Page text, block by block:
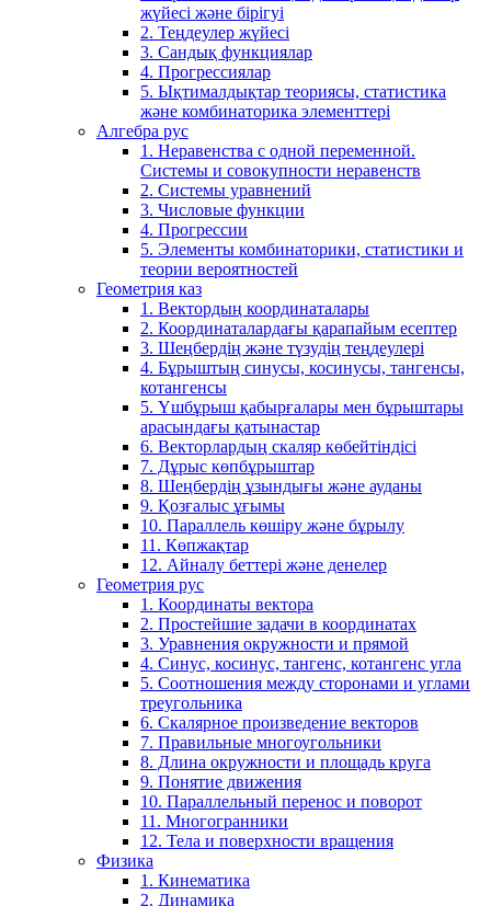
жүйесі және бірігуі
2. Теңдеулер жүйесі
3. Сандық функциялар
4. Прогрессиялар
5. Ықтималдықтар теориясы, статистика
және комбинаторика элементтері
Алгебра рус
1. Неравенства с одной переменной.
Системы и совокупности неравенств
2. Системы уравнений
3. Числовые функции
4. Прогрессии
5. Элементы комбинаторики, статистики и
теории вероятностей
Геометрия каз
1. Вектордың координаталары
2. Координаталардағы қарапайым есептер
3. Шеңбердің және түзудің теңдеулері
4. Бұрыштың синусы, косинусы, тангенсы,
котангенсы
5. Үшбұрыш қабырғалары мен бұрыштары
арасындағы қатынастар
6. Векторлардың скаляр көбейтіндісі
7. Дұрыс көпбұрыштар
8. Шеңбердің ұзындығы және ауданы
9. Қозғалыс ұғымы
10. Параллель көшіру және бұрылу
11. Көпжақтар
12. Айналу беттері және денелер
Геометрия рус
1. Координаты вектора
2. Простейшие задачи в координатах
3. Уравнения окружности и прямой
4. Синус, косинус, тангенс, котангенс угла
5. Соотношения между сторонами и углами
треугольника
6. Скалярное произведение векторов
7. Правильные многоугольники
8. Длина окружности и площадь круга
9. Понятие движения
10. Параллельный перенос и поворот
11. Многогранники
12. Тела и поверхности вращения
Физика
1. Кинематика
2. Динамика